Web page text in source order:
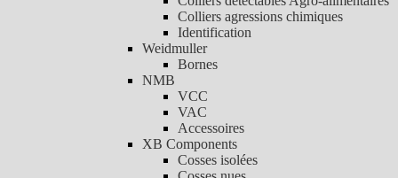
Colliers agressions chimiques
Identification
Weidmuller
Bornes
NMB
VCC
VAC
Accessoires
XB Components
Cosses isolées